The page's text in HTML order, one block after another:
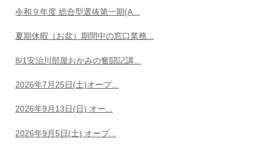
令和９年度 総合型選抜第一期(A...
夏期休暇（お盆）期間中の窓口業務...
8/1安治川部屋おかみの奮闘記講...
2026年7月25日(土)オープ...
2026年9月13日(日) オー...
2026年9月5日(土) オープ...